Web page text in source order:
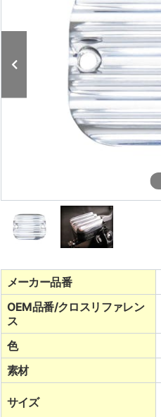
メーカー品番
OEM品番/クロスリファレン
ス
色
素材
サイズ